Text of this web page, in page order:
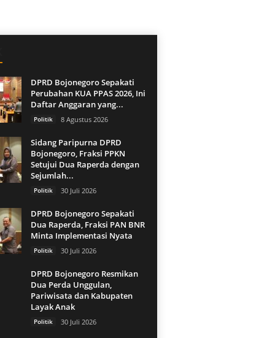
DPRD Bojonegoro Sepakati
Perubahan KUA PPAS 2026, Ini
Daftar Anggaran yang...
Politik 8 Agustus 2026
Sidang Paripurna DPRD
Bojonegoro, Fraksi PPKN
Setujui Dua Raperda dengan
Sejumlah...
Politik 30 Juli 2026
DPRD Bojonegoro Sepakati
Dua Raperda, Fraksi PAN BNR
Minta Implementasi Nyata
Politik 30 Juli 2026
DPRD Bojonegoro Resmikan
Dua Perda Unggulan,
Pariwisata dan Kabupaten
Layak Anak
Politik 30 Juli 2026